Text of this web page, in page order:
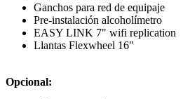
Ganchos para red de equipaje
Pre-instalación alcoholímetro
EASY LINK 7" wifi replication
Llantas Flexwheel 16"
Opcional: